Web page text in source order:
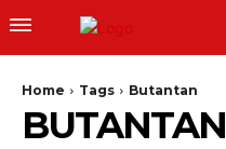
Home Tags Butantan
BUTANTAN